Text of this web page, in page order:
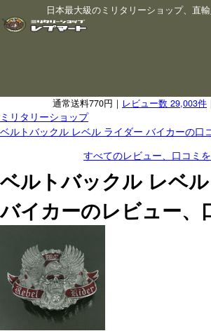
日本最大級のミリタリーショップ、直
通常送料770円｜ レビュー数 29,003件
ミリタリーショップ
ベルトバックル レベル ライダー バイカーの口
すべてのレビュー、口コミ
ベルトバックル レベ
バイカーのレビュー、